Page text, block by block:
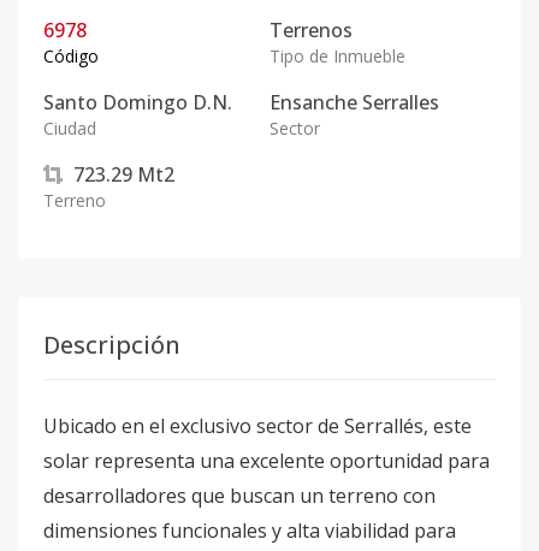
6978
Código
Terrenos
Tipo de Inmueble
Santo Domingo D.N.
Ciudad
Ensanche Serralles
Sector
723.29 Mt2
Terreno
Descripción
Ubicado en el exclusivo sector de Serrallés, este
solar representa una excelente oportunidad para
desarrolladores que buscan un terreno con
dimensiones funcionales y alta viabilidad para